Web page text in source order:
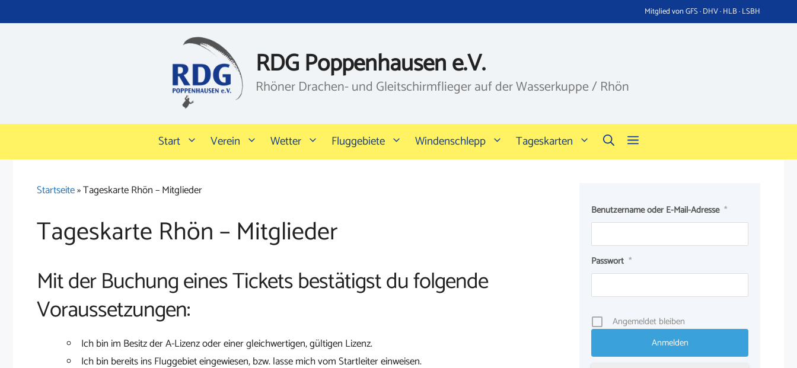
Inhalt
Mitglied von GFS · DHV · HLB · LSBH
RDG Poppenhausen e.V.
Rhöner Drachen- und Gleitschirmflieger auf der Wasserkuppe / Rhön
Start Verein Wetter Fluggebiete Windenschlepp Tageskarten
Startseite»Tageskarte Rhön – Mitglieder
Tageskarte Rhön – Mitglieder
Mit der Buchung eines Tickets bestätigst du folgende
Voraussetzungen:
Ich bin im Besitz der A-Lizenz oder einer gleichwertigen, gültigen Lizenz.
Ich bin bereits ins Fluggebiet eingewiesen, bzw. lasse mich vom Startleiter einweisen.
Benutzername oder E-Mail-Adresse *
Passwort *
Angemeldet bleiben